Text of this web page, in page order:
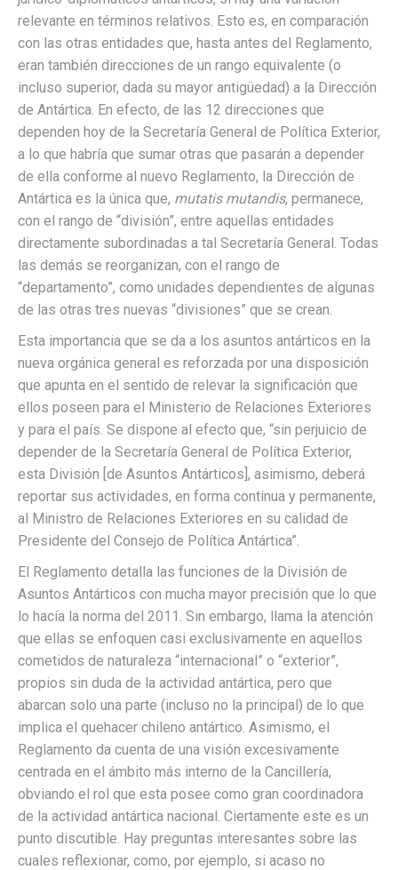
relevante en términos relativos. Esto es, en comparación
con las otras entidades que, hasta antes del Reglamento,
eran también direcciones de un rango equivalente (o
incluso superior, dada su mayor antigüedad) a la Dirección
de Antártica. En efecto, de las 12 direcciones que
dependen hoy de la Secretaría General de Política Exterior,
a lo que habría que sumar otras que pasarán a depender
de ella conforme al nuevo Reglamento, la Dirección de
Antártica es la única que, mutatis mutandis, permanece,
con el rango de “división”, entre aquellas entidades
directamente subordinadas a tal Secretaría General. Todas
las demás se reorganizan, con el rango de
“departamento”, como unidades dependientes de algunas
de las otras tres nuevas “divisiones” que se crean.
Esta importancia que se da a los asuntos antárticos en la
nueva orgánica general es reforzada por una disposición
que apunta en el sentido de relevar la significación que
ellos poseen para el Ministerio de Relaciones Exteriores
y para el país. Se dispone al efecto que, “sin perjuicio de
depender de la Secretaría General de Política Exterior,
esta División [de Asuntos Antárticos], asimismo, deberá
reportar sus actividades, en forma continua y permanente,
al Ministro de Relaciones Exteriores en su calidad de
Presidente del Consejo de Política Antártica”.
El Reglamento detalla las funciones de la División de
Asuntos Antárticos con mucha mayor precisión que lo que
lo hacía la norma del 2011. Sin embargo, llama la atención
que ellas se enfoquen casi exclusivamente en aquellos
cometidos de naturaleza “internacional” o “exterior”,
propios sin duda de la actividad antártica, pero que
abarcan solo una parte (incluso no la principal) de lo que
implica el quehacer chileno antártico. Asimismo, el
Reglamento da cuenta de una visión excesivamente
centrada en el ámbito más interno de la Cancillería,
obviando el rol que esta posee como gran coordinadora
de la actividad antártica nacional. Ciertamente este es un
punto discutible. Hay preguntas interesantes sobre las
cuales reflexionar, como, por ejemplo, si acaso no